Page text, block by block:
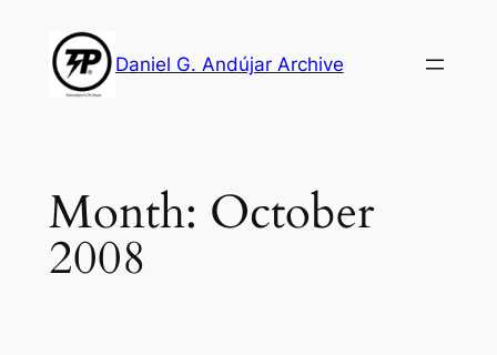
content
Daniel G. Andújar Archive
Month: October
2008